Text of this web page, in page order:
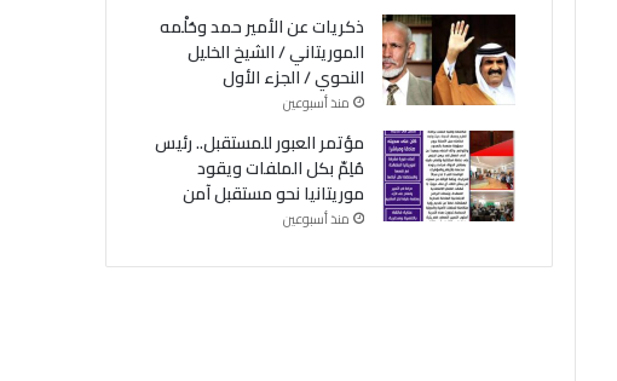
ذكريات عن الأمير حمد وحُلْمه
الموريتاني / الشيخ الخليل
النحوي / الجزء الأول
منذ أسبوعين
مؤتمر العبور للمستقبل.. رئيس
مُلِمّ بكل الملفات ويقود
موريتانيا نحو مستقبل آمن
منذ أسبوعين